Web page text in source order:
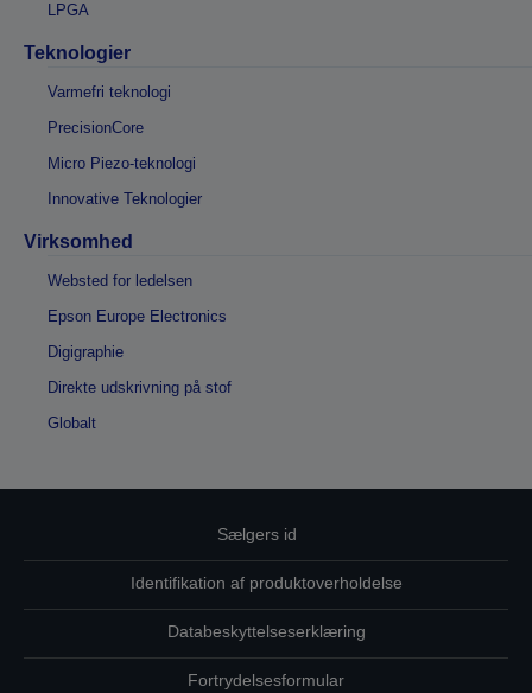
LPGA
Teknologier
Varmefri teknologi
PrecisionCore
Micro Piezo-teknologi
Innovative Teknologier
Virksomhed
Websted for ledelsen
Epson Europe Electronics
Digigraphie
Direkte udskrivning på stof
Globalt
Sælgers id
Identifikation af produktoverholdelse
Databeskyttelseserklæring
Fortrydelsesformular